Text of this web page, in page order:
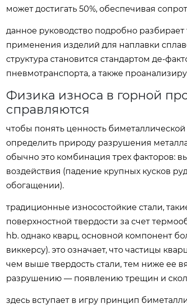
может достигать 50%, обеспечивая
данное руководство подробно
применения изделий для наплавки
структура становится стандартом де-
пневмотранспорта, а также
Физика износа в горной
справляются
чтобы понять ценность
определить природу разрушения
обычно это комбинация трех факторов:
воздействия (падение крупных кусков
обогащении).
традиционные износостойкие стали,
поверхностной твердости за счет
hb. однако кварц, основной компонент
виккерсу). это означает, что частицы
чем выше твердость стали, тем ниже ее
разрушению — появлению трещин и
здесь вступает в игру принцип